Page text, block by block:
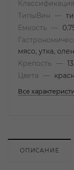
Классификация
ТипыВин
—
Емкость
—
мясо, утка,
Крепость
—
Цвета
—
Все
ОПИСАНИЕ